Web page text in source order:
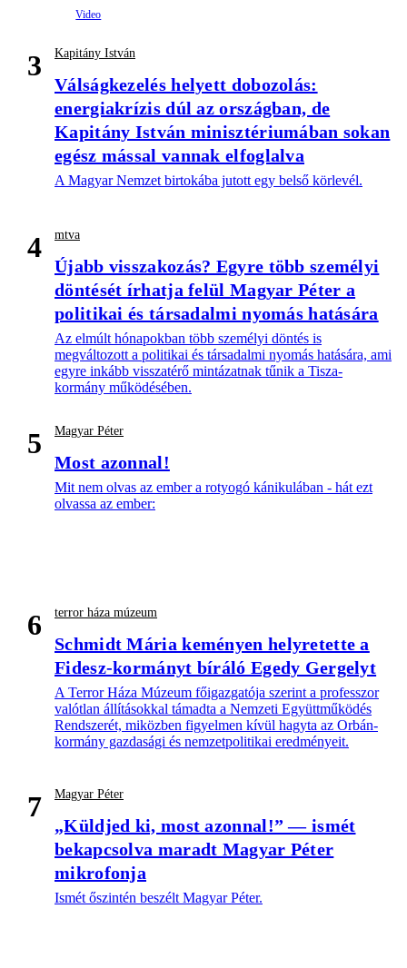
3 Kapitány István
Válságkezelés helyett dobozolás:
energiakrízis dúl az országban, de
Kapitány István minisztériumában sokan
egész mással vannak elfoglalva
A Magyar Nemzet birtokába jutott egy belső körlevél.
4 mtva
Újabb visszakozás? Egyre több személyi
döntését írhatja felül Magyar Péter a
politikai és társadalmi nyomás hatására
Az elmúlt hónapokban több személyi döntés is
megváltozott a politikai és társadalmi nyomás hatására, ami
egyre inkább visszatérő mintázatnak tűnik a Tisza-
kormány működésében.
5 Magyar Péter
Most azonnal!
Mit nem olvas az ember a rotyogó kánikulában - hát ezt
olvassa az ember:
6 terror háza múzeum
Schmidt Mária keményen helyretette a
Fidesz-kormányt bíráló Egedy Gergelyt
A Terror Háza Múzeum főigazgatója szerint a professzor
valótlan állításokkal támadta a Nemzeti Együttműködés
Rendszerét, miközben figyelmen kívül hagyta az Orbán-
kormány gazdasági és nemzetpolitikai eredményeit.
7 Magyar Péter
„Küldjed ki, most azonnal!” — ismét
bekapcsolva maradt Magyar Péter
mikrofonja
Ismét őszintén beszélt Magyar Péter.